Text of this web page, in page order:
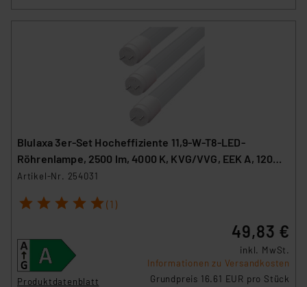
Blulaxa 3er-Set Hocheffiziente 11,9-W-T8-LED-
Röhrenlampe, 2500 lm, 4000 K, KVG/VVG, EEK A, 120
cm
Artikel-Nr. 254031
1 2 3 4 5 (1)
Produktdatenblatt
49,83 €
inkl. MwSt.
Informationen zu Versandkosten
Grundpreis 16.61 EUR pro Stück